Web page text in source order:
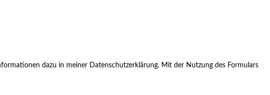
dazu in meiner Datenschutzerklärung. Mit der Nutzung des Formulars